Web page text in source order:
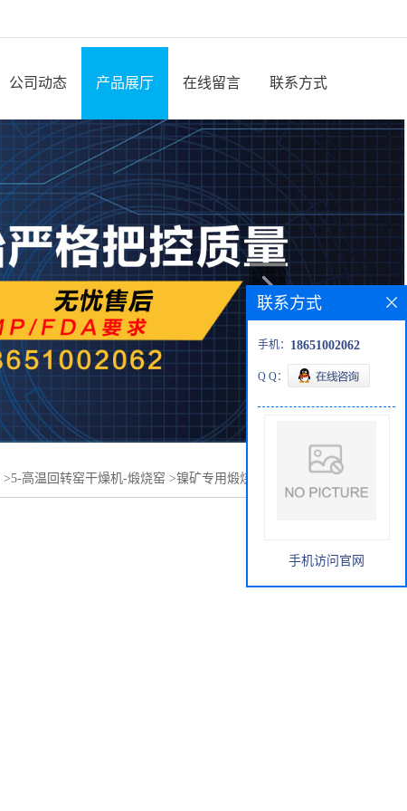
公司动态 产品展厅 在线留言 联系方式
>5-高温回转窑干燥机-煅烧窑 >镍矿专用煅烧窑-高温回转窑
联系方式
手机： 18651002062
Q Q：
手机访问官网